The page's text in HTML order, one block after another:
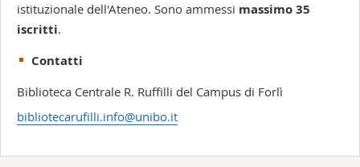
istituzionale dell'Ateneo. Sono ammessi massimo 35
iscritti.
Contatti
Biblioteca Centrale R. Ruffilli del Campus di Forlì
bibliotecarufilli.info@unibo.it